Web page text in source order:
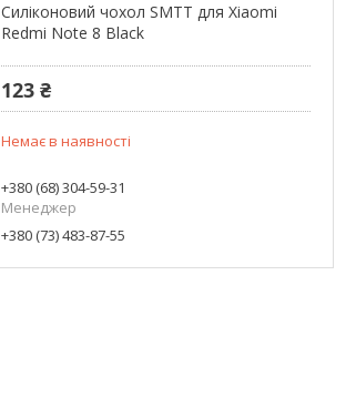
Силіконовий чохол SMTT для Xiaomi
Redmi Note 8 Black
123 ₴
Немає в наявності
+380 (68) 304-59-31
Менеджер
+380 (73) 483-87-55